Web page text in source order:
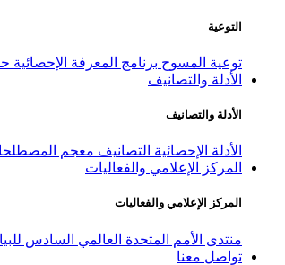
التوعية
توعية المسوح برنامج المعرفة الإحصائية
الأدلة والتصانيف
الأدلة والتصانيف
الأدلة الإحصائية التصانيف معجم
المركز الإعلامي والفعاليات
المركز الإعلامي والفعاليات
منتدى الأمم المتحدة العالمي السادس للبيانات
تواصل معنا